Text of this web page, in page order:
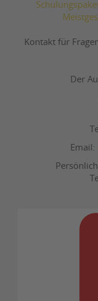
Kontakt für
Der
Email: